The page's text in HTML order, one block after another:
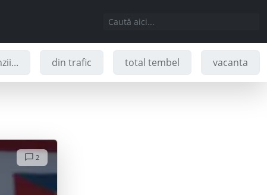
din trafic total tembel vacanta
2